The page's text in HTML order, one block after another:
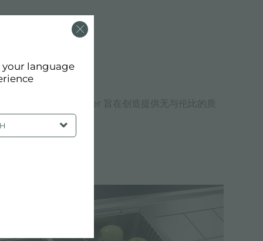
和设计选择。Foster 旨在创造提供无与伦比的质
your language